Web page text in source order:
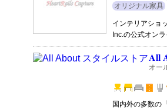
オリジナル家具
インテリアショ
Inc.の公式オン
All
オー
国内外の多数の